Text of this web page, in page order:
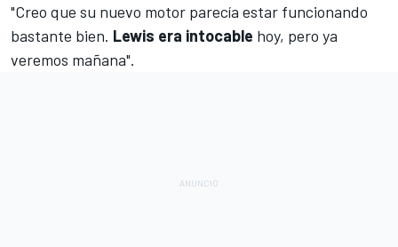
"Creo que su nuevo motor parecía estar funcionando
bastante bien. Lewis era intocable hoy, pero ya
veremos mañana".